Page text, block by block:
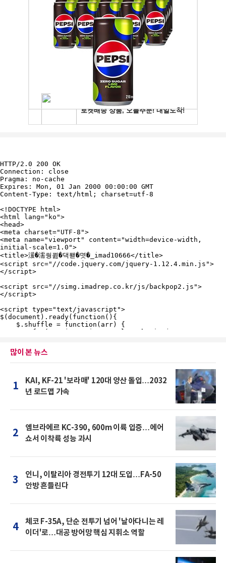
많이 본 뉴스
1
KAI, KF-21 '보라매' 120대 양산 돌입…2032
년 로드맵 가속
2
엠브라에르 KC-390, 600m 이륙 입증…에어
쇼서 이착륙 성능 과시
3
인니, 이탈리아 경전투기 12대 도입…FA-50
안방 흔들린다
4
체코 F-35A, 단순 전투기 넘어 '날아다니는 레
이더'로…대공 방어망 핵심 지휘소 역할